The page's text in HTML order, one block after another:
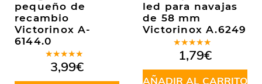
pequeño de
recambio
Victorinox A-
6144.0
Valorado
en5.00de
5
3,99€
led para navajas
de 58 mm
Victorinox A.6249
Valorado
en5.00de
5
1,79€
AÑADIR AL CARRITO